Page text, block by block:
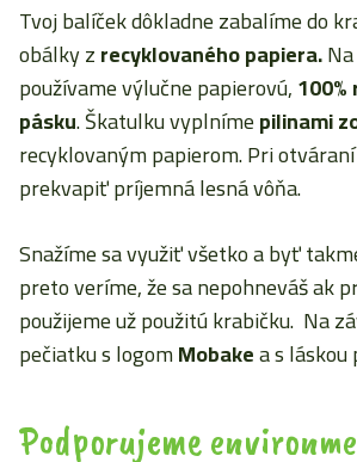
Tvoj balíček dôkladne zabalíme do
obálky zrecyklovaného papiera.
používame výlučne papierovú,
pásku. Škatulku vyplnímepilinami
recyklovaným papierom. Pri
prekvapiť príjemná lesná vôňa.
Snažíme sa využiť všetko a byť
preto veríme, že sa nepohneváš ak
použijeme už použitú krabičku. Na
pečiatku s logomMobakea s láskou
Podporujeme